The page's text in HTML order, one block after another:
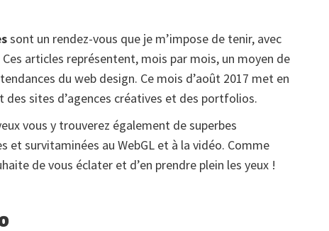
sont un rendez-vous que je m’impose de tenir, avec
articles représentent, mois par mois, un moyen de
du web design. Ce mois d’août 2017 met en
des sites d’agences créatives et des portfolios.
vous y trouverez également de superbes
et survitaminées au WebGL et à la vidéo. Comme
de vous éclater et d’en prendre plein les yeux !